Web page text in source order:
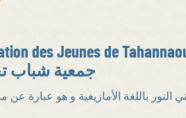
des Jeunes de
جمعية شباب
باللغة الأمازيغية و هو عبارة عن